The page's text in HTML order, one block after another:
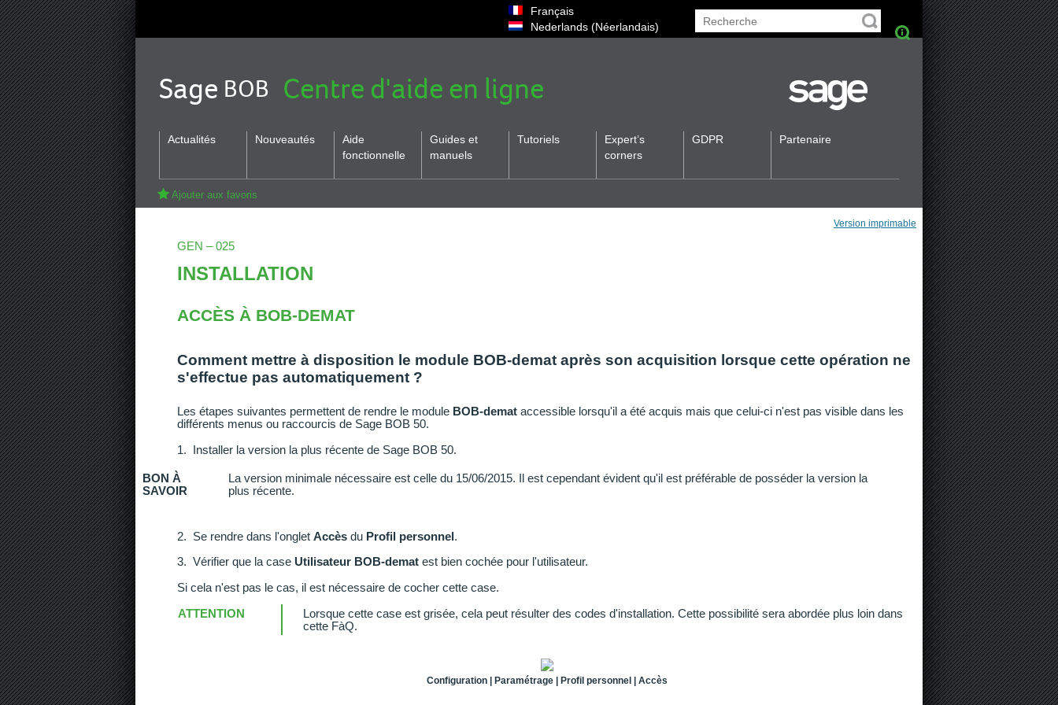
Français
Nederlands (Néerlandais)
Sage BOB Centre d'aide en ligne
Actualités Nouveautés
Aide
fonctionnelle
Guides et
manuels
Tutoriels
Expert’s
corners
GDPR Partenaire
Ajouter aux favoris